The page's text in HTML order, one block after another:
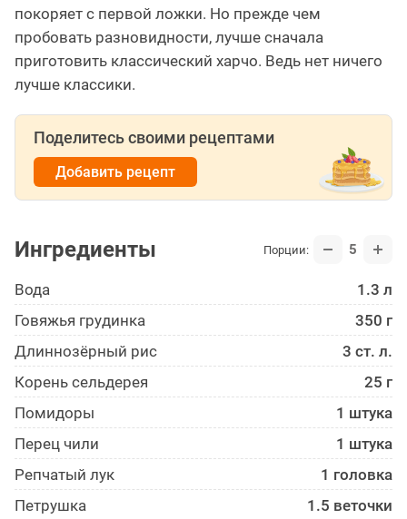
покоряет с первой ложки. Но прежде чем
пробовать разновидности, лучше сначала
приготовить классический харчо. Ведь нет ничего
лучше классики.
Поделитесь своими рецептами
Добавить рецепт
Ингредиенты Порции: 5
Вода
1.3 л
Говяжья грудинка
350 г
Длиннозёрный рис
3 ст. л.
Корень сельдерея
25 г
Помидоры
1 штука
Перец чили
1 штука
Репчатый лук
1 головка
Петрушка
1.5 веточки